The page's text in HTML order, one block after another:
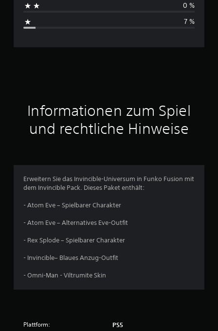
h
t
t
i
c
e
0 %
7 %
Informationen zum Spiel
und rechtliche Hinweise
Erweitern Sie das Invincible-Universum in Funko Fusion mit
dem Invincible Pack. Dieses Paket enthält:
- Atom Eve – Spielbarer Charakter
- Atom Eve – Alternatives Eve-Outfit
- Rex Splode – Spielbarer Charakter
- Invincible– Blaues Anzug-Outfit
- Omni-Man - Viltrumite Skin
Plattform: PS5